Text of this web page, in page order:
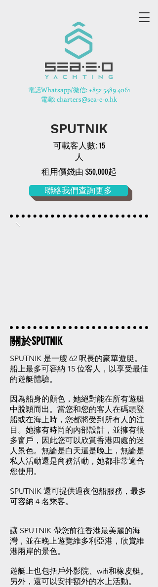
​電話Whatsapp/微信: +852 5489 4061
電郵: charters@sea-e-o.hk
SPUTNIK
可載客人數: 15
人
租用價錢由 $50,000起
聯絡我們查詢更多
關於SPUTNIK
SPUTNIK 是一艘 62 呎長的豪華遊艇。
船上最多可容納 15 位客人，以享受最佳
的遊艇體驗。
因為船身的顏色，她絕對能在所有遊艇
中脫穎而出。當您和您的客人在碼頭登
船或在海上時，您都將受到所有人的注
目。她擁有時尚的內部設計，並擁有很
多窗戶，因此您可以欣賞香港四處的迷
人景色。無論是白天還是晚上，無論是
私人活動還是商務活動，她都非常適合
您使用。
SPUTNIK 還可提供過夜包船服務，最多
可容納 4 名乘客。
讓 SPUTNIK 帶您前往香港最美麗的海
灣，並在晚上遊覽維多利亞港，欣賞維
港兩岸的景色。
遊艇上也包括戶外影院、wifi和橡皮艇。
另外，還可以安排額外的水上活動。